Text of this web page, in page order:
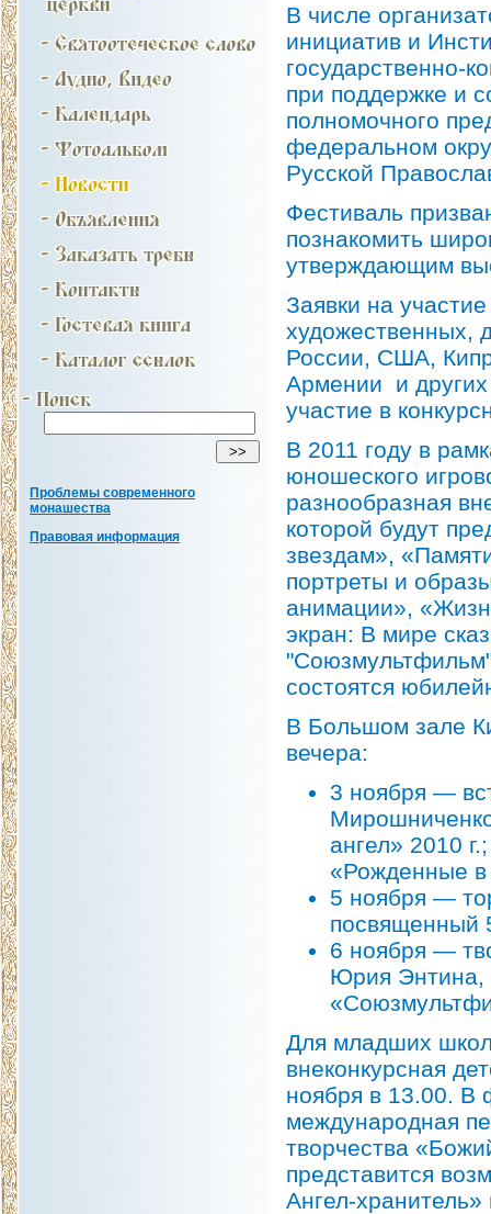
Проблемы современного
монашества
Правовая информация
В числе
инициатив и
государственно-
при поддержке и
полномочного
федеральном
Русской
Фестиваль
познакомить
утверждающим
Заявки на
художественных,
России, США,
Армении и других
участие в
В 2011 году в
юношеского
разнообразная
которой будут
звездам»,
портреты и
анимации»,
экран: В мире
состоятся
В Большом зале
вечера:
3 ноября —
ангел» 2010
«Рожденные
5 ноября —
посвященный
6 ноября —
Юрия Энтина,
Для младших
внеконкурсная
ноября в 13.00. В
международная
творчества
представится
Ангел-